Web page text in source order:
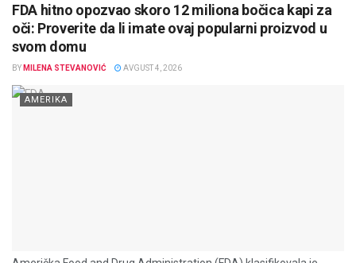
FDA hitno opozvao skoro 12 miliona bočica kapi za
oči: Proverite da li imate ovaj popularni proizvod u
svom domu
BY MILENA STEVANOVIĆ AVGUST 4, 2026
AMERIKA